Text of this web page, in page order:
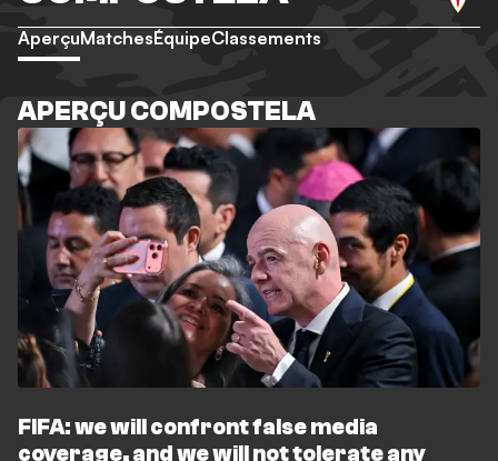
AperçuMatchesÉquipeClassements
APERÇU COMPOSTELA
FIFA: we will confront false media
coverage, and we will not tolerate any